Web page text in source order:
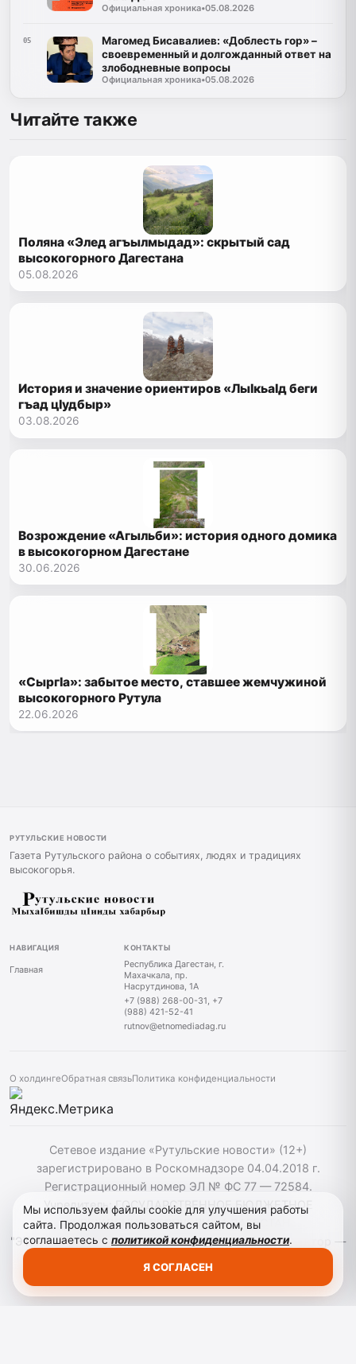
Официальная хроника•05.08.2026
05
Магомед Бисавалиев: «Доблесть гор» –
своевременный и долгожданный ответ на
злободневные вопросы
Официальная хроника•05.08.2026
Читайте также
Поляна «Элед агъылмыдад»: скрытый сад
высокогорного Дагестана
05.08.2026
История и значение ориентиров «ЛыIкьаIд беги
гъад цIудбыр»
03.08.2026
Возрождение «Агыльби»: история одного домика
в высокогорном Дагестане
30.06.2026
«Сыргӏа»: забытое место, ставшее жемчужиной
высокогорного Рутула
22.06.2026
РУТУЛЬСКИЕ НОВОСТИ
Газета Рутульского района о событиях, людях и традициях
высокогорья.
НАВИГАЦИЯ
Главная
КОНТАКТЫ
Республика Дагестан, г.
Махачкала, пр.
Насрутдинова, 1А
+7 (988) 268-00-31, +7
(988) 421-52-41
rutnov@etnomediadag.ru
О холдингеОбратная связьПолитика конфиденциальности
Сетевое издание «Рутульские новости» (12+)
зарегистрировано в Роскомнадзоре 04.04.2018 г.
Регистрационный номер ЭЛ № ФС 77 — 72584.
Учредитель: ГОСУДАРСТВЕННОЕ БЮДЖЕТНОЕ
УЧРЕЖДЕНИЕ РЕСПУБЛИКИ ДАГЕСТАН
"ЭТНОМЕДИАХОЛДИНГ "ДАГЕСТАН". Главный редактор —
Мы используем файлы cookie для улучшения работы
сайта. Продолжая пользоваться сайтом, вы
соглашаетесь с политикой конфиденциальности.
Я СОГЛАСЕН